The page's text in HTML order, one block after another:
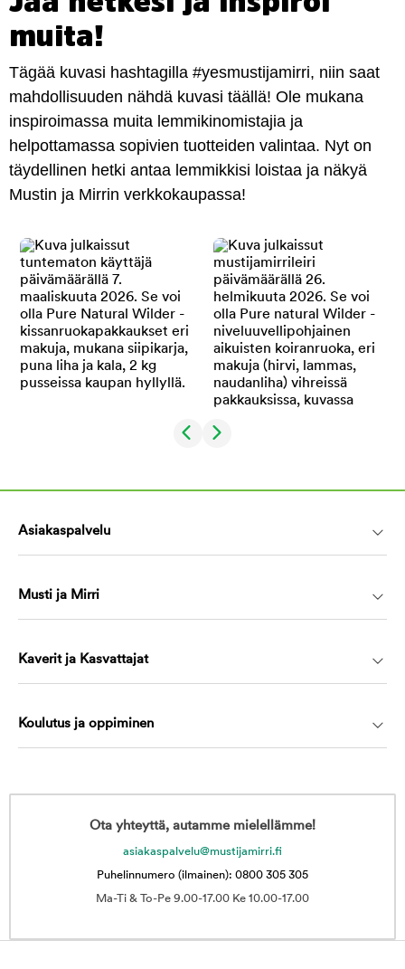
muita!
Tägää kuvasi hashtagilla #yesmustijamirri, niin saat
mahdollisuuden nähdä kuvasi täällä! Ole mukana
inspiroimassa muita lemmikinomistajia ja
helpottamassa sopivien tuotteiden valintaa. Nyt on
täydellinen hetki antaa lemmikkisi loistaa ja näkyä
Mustin ja Mirrin verkkokaupassa!
Asiakaspalvelu
Musti ja Mirri
Kaverit ja Kasvattajat
Koulutus ja oppiminen
Ota yhteyttä, autamme mielellämme!
asiakaspalvelu@mustijamirri.fi
Puhelinnumero (ilmainen): 0800 305 305
Ma-Ti & To-Pe 9.00-17.00 Ke 10.00-17.00